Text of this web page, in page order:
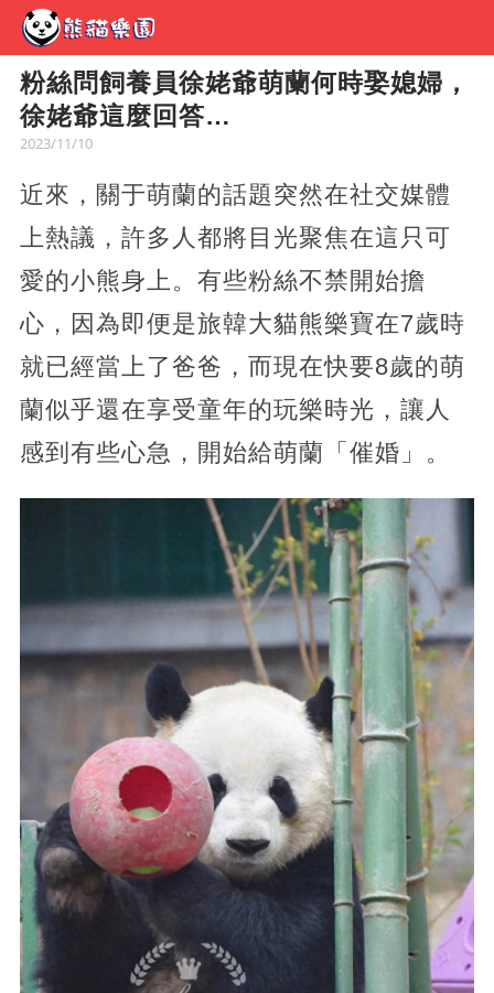
粉絲問飼養員徐姥爺萌蘭何時娶媳婦，
徐姥爺這麼回答…
2023/11/10
近來，關于萌蘭的話題突然在社交媒體
上熱議，許多人都將目光聚焦在這只可
愛的小熊身上。有些粉絲不禁開始擔
心，因為即便是旅韓大貓熊樂寶在7歲時
就已經當上了爸爸，而現在快要8歲的萌
蘭似乎還在享受童年的玩樂時光，讓人
感到有些心急，開始給萌蘭「催婚」。